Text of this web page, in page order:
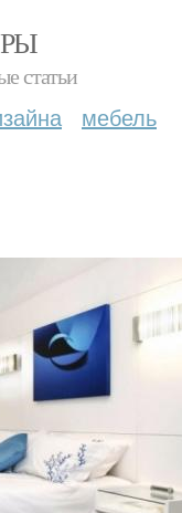
статьи
мебель